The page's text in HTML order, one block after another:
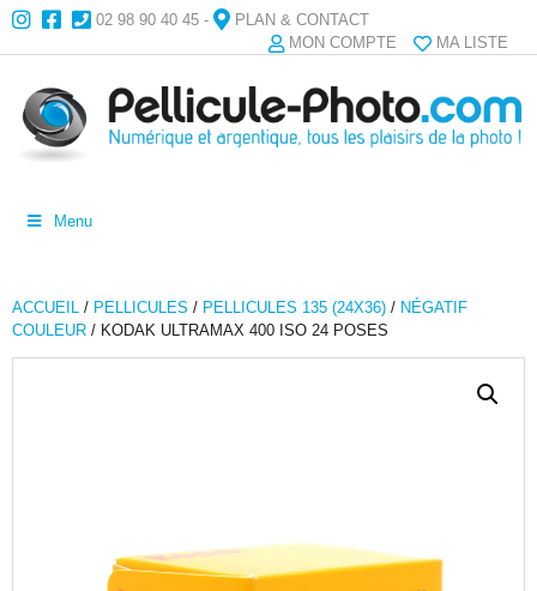
02 98 90 40 45 -
PLAN & CONTACT
MON COMPTE
MA LISTE
Menu
ACCUEIL / PELLICULES / PELLICULES 135 (24X36) / NÉGATIF
COULEUR / KODAK ULTRAMAX 400 ISO 24 POSES